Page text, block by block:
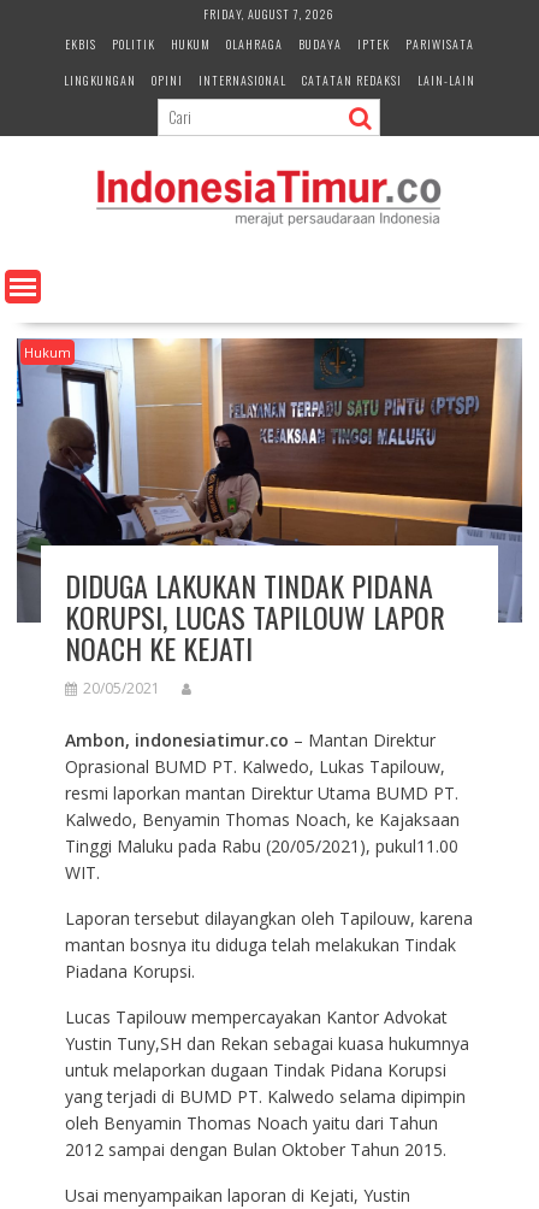
e
n
FRIDAY, AUGUST 7, 2026
EKBIS
POLITIK HUKUM OLAHRAGA BUDAYA IPTEK
PARIWISATA
LINGKUNGAN
OPINI INTERNASIONAL CATATAN REDAKSI LAIN-LAIN
Hukum
DIDUGA LAKUKAN TINDAK PIDANA
KORUPSI, LUCAS TAPILOUW LAPOR
NOACH KE KEJATI
20/05/2021
Ambon, indonesiatimur.co – Mantan Direktur
Oprasional BUMD PT. Kalwedo, Lukas Tapilouw,
resmi laporkan mantan Direktur Utama BUMD PT.
Kalwedo, Benyamin Thomas Noach, ke Kajaksaan
Tinggi Maluku pada Rabu (20/05/2021), pukul11.00
WIT.
Laporan tersebut dilayangkan oleh Tapilouw, karena
mantan bosnya itu diduga telah melakukan Tindak
Piadana Korupsi.
Lucas Tapilouw mempercayakan Kantor Advokat
Yustin Tuny,SH dan Rekan sebagai kuasa hukumnya
untuk melaporkan dugaan Tindak Pidana Korupsi
yang terjadi di BUMD PT. Kalwedo selama dipimpin
oleh Benyamin Thomas Noach yaitu dari Tahun
2012 sampai dengan Bulan Oktober Tahun 2015.
Usai menyampaikan laporan di Kejati, Yustin